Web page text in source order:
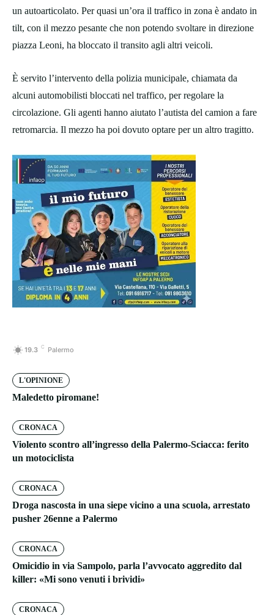
un autoarticolato. Per quasi un’ora il traffico in zona è andato in
tilt, con il mezzo pesante che non potendo svoltare in direzione
piazza Leoni, ha bloccato il transito agli altri veicoli.
È servito l’intervento della polizia municipale, chiamata da
alcuni automobilisti bloccati nel traffico, per regolare la
circolazione. Gli agenti hanno aiutato l’autista del camion a fare
retromarcia. Il mezzo ha poi dovuto optare per un altro tragitto.
19.3 C Palermo
L'OPINIONE
Maledetto piromane!
CRONACA
Violento scontro all’ingresso della Palermo-Sciacca: ferito
un motociclista
CRONACA
Droga nascosta in una siepe vicino a una scuola, arrestato
pusher 26enne a Palermo
CRONACA
Omicidio in via Sampolo, parla l’avvocato aggredito dal
killer: «Mi sono venuti i brividi»
CRONACA